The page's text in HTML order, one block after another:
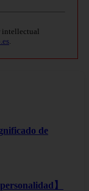
intellectual
de
】